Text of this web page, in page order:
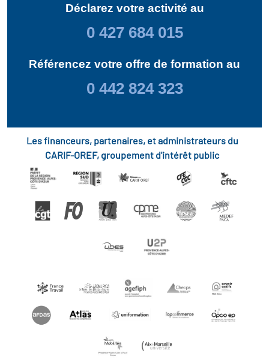
Déclarez votre activité au
0 427 684 015
Référencez votre offre de formation au
0 442 824 323
Les financeurs, partenaires, et administrateurs du
CARIF-OREF, groupement d'intérêt public